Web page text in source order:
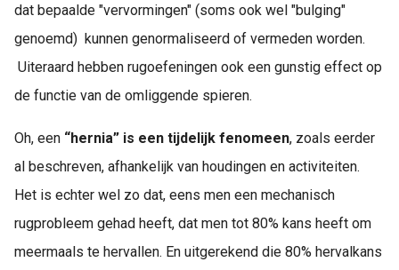
dat bepaalde "vervormingen" (soms ook wel "bulging"
genoemd) kunnen genormaliseerd of vermeden worden.
Uiteraard hebben rugoefeningen ook een gunstig effect op
de functie van de omliggende spieren.
Oh, een “hernia” is een tijdelijk fenomeen, zoals eerder
al beschreven, afhankelijk van houdingen en activiteiten.
Het is echter wel zo dat, eens men een mechanisch
rugprobleem gehad heeft, dat men tot 80% kans heeft om
meermaals te hervallen. En uitgerekend die 80% hervalkans